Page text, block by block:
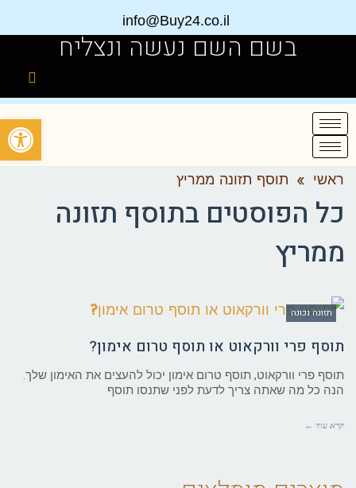
info@Buy24.co.il
בשם השם נעשה ונצליח
ראשי » תוסף תזונה ממריץ
כל הפוסטים בתוסף תזונה
ממריץ
תזונה נכונה
תוסף פרי וורקאוט או תוסף טרום אימון?
תוסף פרי וורקאוט, תוסף טרום אימון יכול להעצים את האימון שלך.
הנה כל מה שאתה צריך לדעת לפני שתנסו תוסף
קרא עוד ←